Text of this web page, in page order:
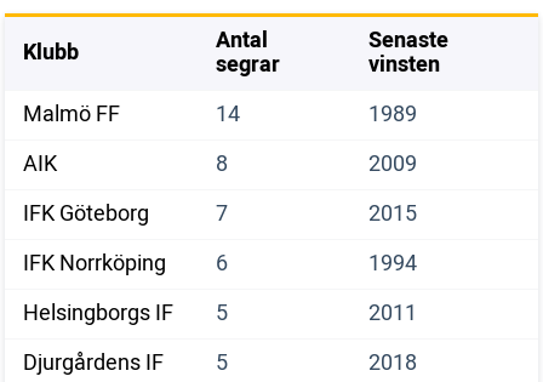
Klubb Antal
segrar
Senaste
vinsten
Malmö FF
14
1989
AIK
8
2009
IFK Göteborg
7
2015
IFK Norrköping
6
1994
Helsingborgs IF
5
2011
Djurgårdens IF
5
2018